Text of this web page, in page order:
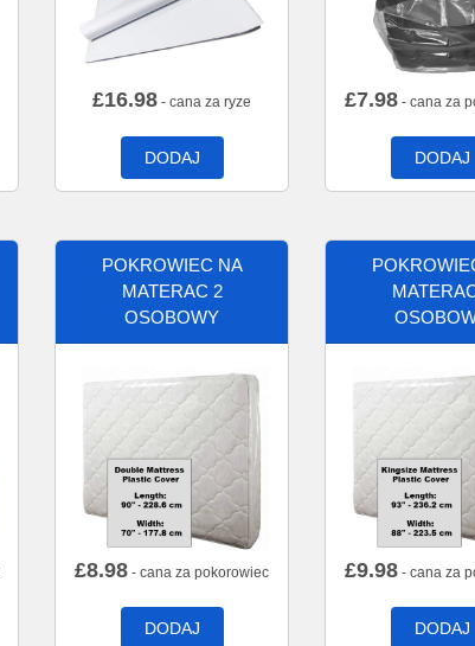
£16.98 - cana za ryze
DODAJ
£7.98 - cana za
DODAJ
POKROWIEC NA
MATERAC 2
OSOBOWY
£8.98 - cana za pokorowiec
DODAJ
£9.98 - cana za
DODAJ